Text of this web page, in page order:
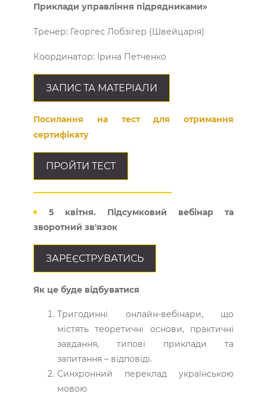
Приклади управління підрядниками»
Тренер: Георгес Лобзігер (Швейцарія)
Координатор: Ірина Петченко
ЗАПИС ТА МАТЕРІАЛИ
Посилання на тест для отримання
сертифікату
ПРОЙТИ ТЕСТ
5 квітня. Підсумковий вебінар та
зворотний зв'язок
ЗАРЕЄСТРУВАТИСЬ
Як це буде відбуватися
Тригодинні онлайн-вебінари, що
містять теоретичні основи, практичні
завдання, типові приклади та
запитання – відповіді.
Синхронний переклад українською
мовою